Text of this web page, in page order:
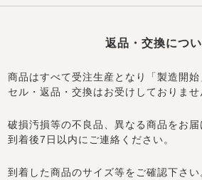
返品・交換につ
商品はすべて受注生産となり「製造開
セル・返品・交換はお受けしておりませ
破損汚損等の不良品、異なる商品をお
到着後7日以内にご連絡ください。
到着した商品のサイズ等をご確認下さい